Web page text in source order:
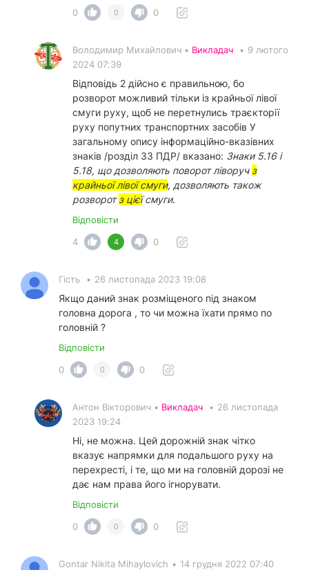
0
0 0
Володимир Михайлович • Викладач • 9 лютого
2024 07:39
Відповідь 2 дійсно є правильною, бо
розворот можливий тільки із крайньої лівої
смуги руху, щоб не перетнулись траєкторії
руху попутних транспортних засобів У
загальному опису інформаційно-вказівних
знаків /розділ 33 ПДР/ вказано: Знаки 5.16 і
5.18, що дозволяють поворот ліворуч з
крайньої лівої смуги, дозволяють також
розворотз цієїсмуги.
Відповісти
4
4 0
Гість • 26 листопада 2023 19:08
Якщо даний знак розміщеного під знаком
головна дорога , то чи можна їхати прямо по
головній ?
Відповісти
0
0 0
Антон Вікторович • Викладач • 26 листопада
2023 19:24
Ні, не можна. Цей дорожній знак чітко
вказує напрямки для подальшого руху на
перехресті, і те, що ми на головній дорозі не
дає нам права його ігнорувати.
Відповісти
0
0 0
Gontar Nikita Mihaylovich • 14 грудня 2022 07:40